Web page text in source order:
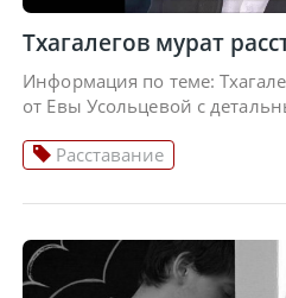
Тхагалегов мурат
Информация по теме:
от Евы Усольцевой с
Расставание